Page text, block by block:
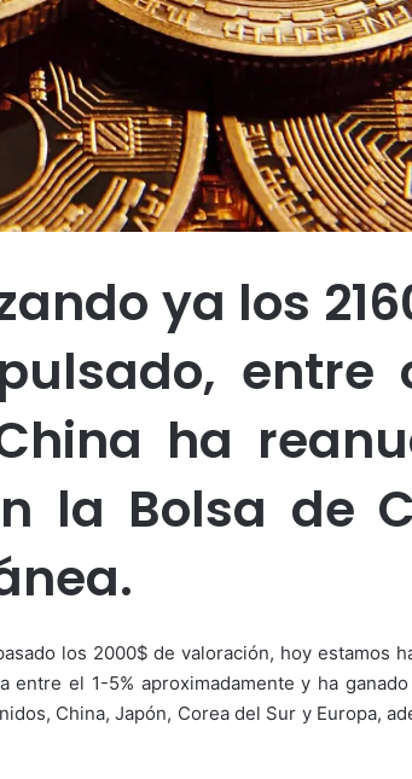
ya los
entre
ha
la Bolsa de
los 2000$ de valoración, hoy estamos
el 1-5% aproximadamente y ha
China, Japón, Corea del Sur y Europa,